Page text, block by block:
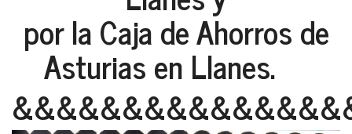
por la Caja de Ahorros de
Asturias en Llanes.